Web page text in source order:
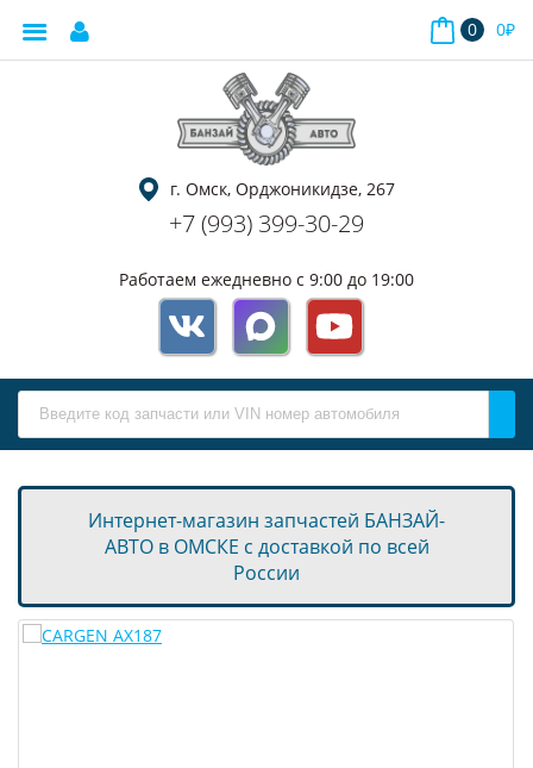
0 0₽
г. Омск, Орджоникидзе, 267
+7 (993) 399-30-29
Работаем ежедневно с 9:00 до 19:00
Интернет-магазин запчастей БАНЗАЙ-
АВТО в ОМСКЕ с доставкой по всей
России